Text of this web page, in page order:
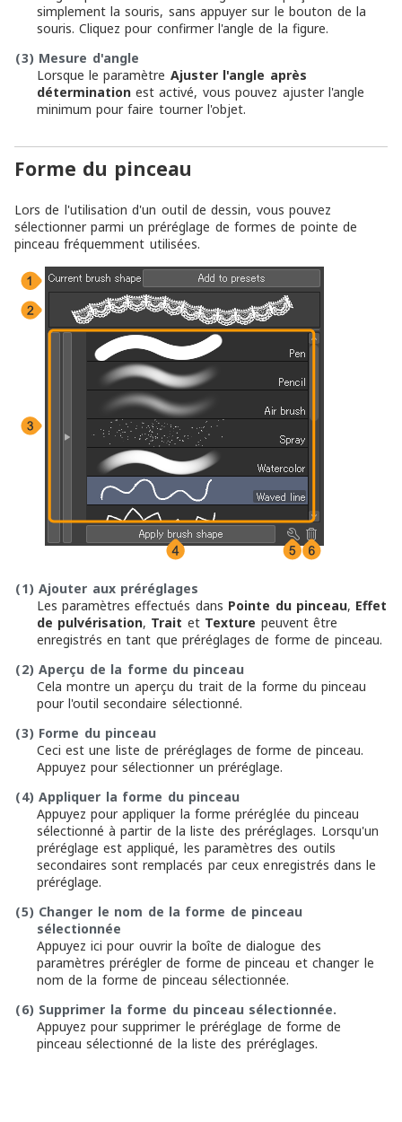
simplement la souris, sans appuyer sur le bouton de la
souris. Cliquez pour confirmer l'angle de la figure.
(3) Mesure d'angle
Lorsque le paramètre Ajuster l'angle après
déterminationest activé, vous pouvez ajuster l'angle
minimum pour faire tourner l'objet.
Forme du pinceau
Lors de l'utilisation d'un outil de dessin, vous pouvez
sélectionner parmi un préréglage de formes de pointe de
pinceau fréquemment utilisées.
(1) Ajouter aux préréglages
Les paramètres effectués dans Pointe du pinceau, Effet
de pulvérisation, Trait et Texture peuvent être
enregistrés en tant que préréglages de forme de pinceau.
(2) Aperçu de la forme du pinceau
Cela montre un aperçu du trait de la forme du pinceau
pour l'outil secondaire sélectionné.
(3) Forme du pinceau
Ceci est une liste de préréglages de forme de pinceau.
Appuyez pour sélectionner un préréglage.
(4) Appliquer la forme du pinceau
Appuyez pour appliquer la forme préréglée du pinceau
sélectionné à partir de la liste des préréglages. Lorsqu'un
préréglage est appliqué, les paramètres des outils
secondaires sont remplacés par ceux enregistrés dans le
préréglage.
(5) Changer le nom de la forme de pinceau
sélectionnée
Appuyez ici pour ouvrir la boîte de dialogue des
paramètres prérégler de forme de pinceau et changer le
nom de la forme de pinceau sélectionnée.
(6) Supprimer la forme du pinceau sélectionnée.
Appuyez pour supprimer le préréglage de forme de
pinceau sélectionné de la liste des préréglages.